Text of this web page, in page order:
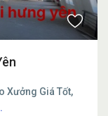
Xưởng Giá Tốt,